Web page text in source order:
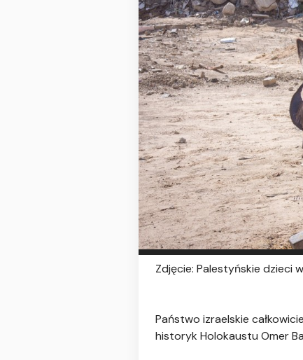
Zdjęcie: Palestyńskie dzieci
Państwo izraelskie
historyk Holokaustu Omer